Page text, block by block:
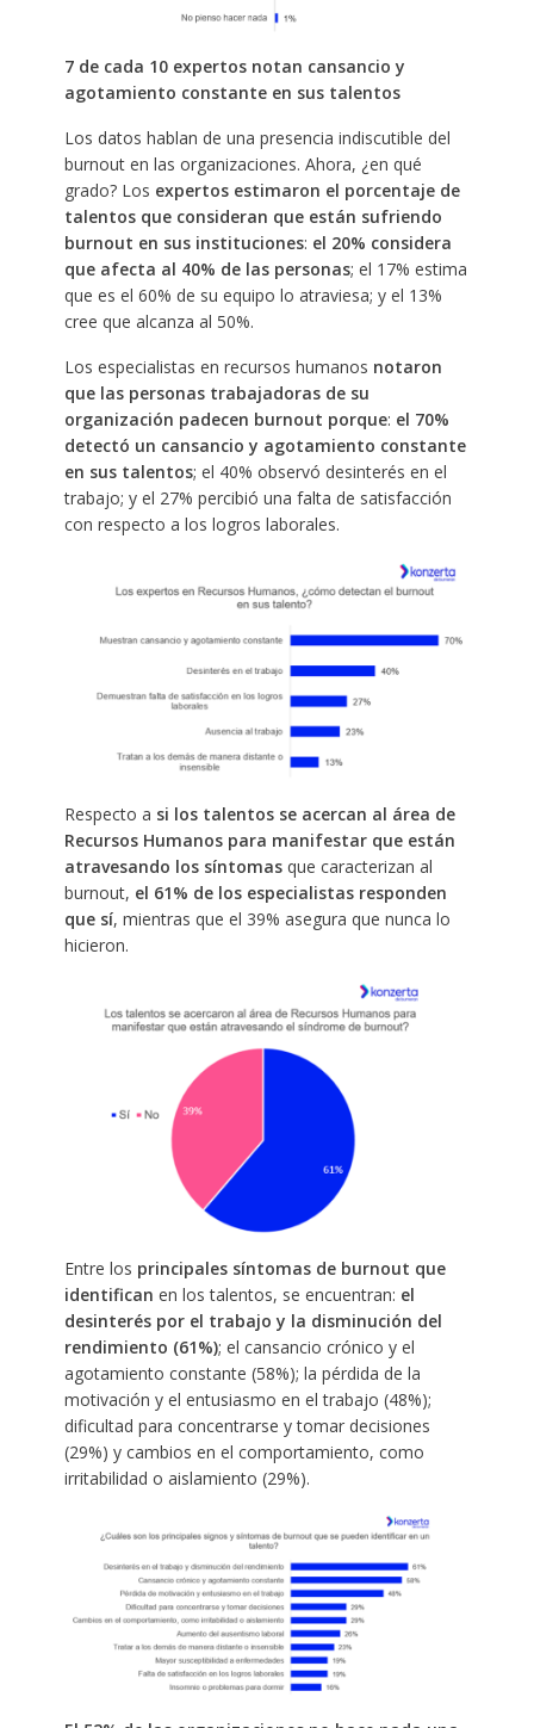
7 de cada 10 expertos notan cansancio y
agotamiento constante en sus talentos
Los datos hablan de una presencia indiscutible del
burnout en las organizaciones. Ahora, ¿en qué
grado? Los expertos estimaron el porcentaje de
talentos que consideran que están sufriendo
burnout en sus instituciones: el 20% considera
que afecta al 40% de las personas; el 17% estima
que es el 60% de su equipo lo atraviesa; y el 13%
cree que alcanza al 50%.
Los especialistas en recursos humanos notaron
que las personas trabajadoras de su
organización padecen burnout porque: el 70%
detectó un cansancio y agotamiento constante
en sus talentos; el 40% observó desinterés en el
trabajo; y el 27% percibió una falta de satisfacción
con respecto a los logros laborales.
Respecto a si los talentos se acercan al área de
Recursos Humanos para manifestar que están
atravesando los síntomasque caracterizan al
burnout, el 61% de los especialistas responden
que sí, mientras que el 39% asegura que nunca lo
hicieron.
Entre los principales síntomas de burnout que
identifican en los talentos, se encuentran: el
desinterés por el trabajo y la disminución del
rendimiento (61%); el cansancio crónico y el
agotamiento constante (58%); la pérdida de la
motivación y el entusiasmo en el trabajo (48%);
dificultad para concentrarse y tomar decisiones
(29%) y cambios en el comportamiento, como
irritabilidad o aislamiento (29%).